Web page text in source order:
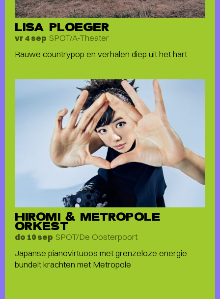
LISA PLOEGER
vr 4 sep SPOT/A-Theater
Rauwe countrypop en verhalen diep uit het hart
HIROMI & METROPOLE
ORKEST
do 10 sep SPOT/De Oosterpoort
Japanse pianovirtuoos met grenzeloze energie
bundelt krachten met Metropole